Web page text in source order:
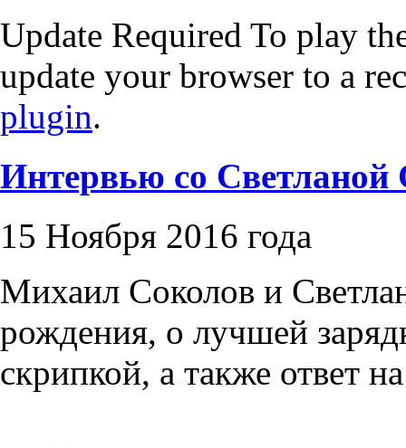
Update Required To play
update your browser to a
plugin.
Интервью со Светланой
15 Ноября 2016 года
Михаил Соколов и
рождения, о лучшей
скрипкой, а также ответ